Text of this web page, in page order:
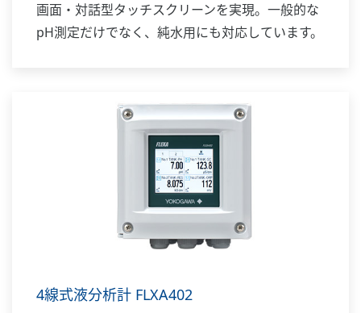
画面・対話型タッチスクリーンを実現。一般的な
pH測定だけでなく、純水用にも対応しています。
4線式液分析計 FLXA402